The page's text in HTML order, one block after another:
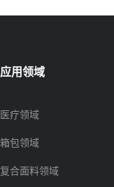
应用领域
医疗领域
箱包领域
复合面料领域